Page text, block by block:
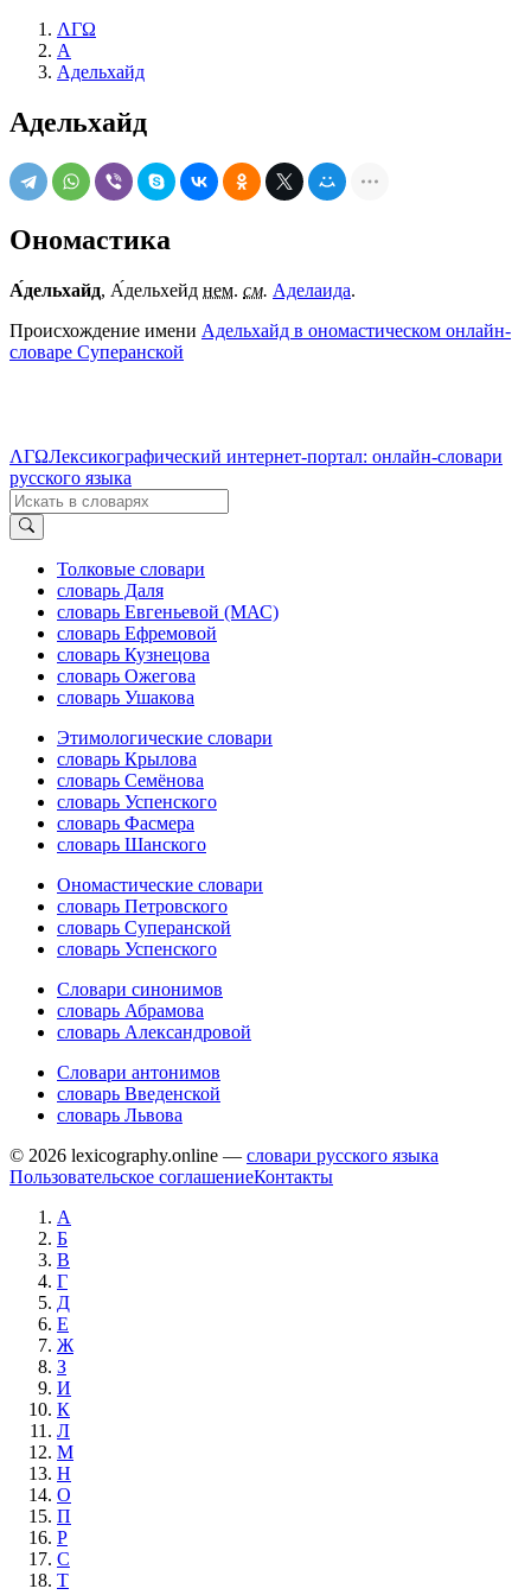
ΛΓΩ
А
Адельхайд
Адельхайд
Ономастика
А́дельхайд, А́дельхейд нем. см. Аделаида.
Происхождение имени Адельхайд в ономастическом онлайн-
словаре Суперанской
ΛΓΩЛексикографический интернет-портал: онлайн-словари
русского языка
Толковые словари
словарь Даля
словарь Евгеньевой (МАС)
словарь Ефремовой
словарь Кузнецова
словарь Ожегова
словарь Ушакова
Этимологические словари
словарь Крылова
словарь Семёнова
словарь Успенского
словарь Фасмера
словарь Шанского
Ономастические словари
словарь Петровского
словарь Суперанской
словарь Успенского
Словари синонимов
словарь Абрамова
словарь Александровой
Словари антонимов
словарь Введенской
словарь Львова
© 2026 lexicography.online — словари русского языка
Пользовательское соглашениеКонтакты
А
Б
В
Г
Д
Е
Ж
З
И
К
Л
М
Н
О
П
Р
С
Т